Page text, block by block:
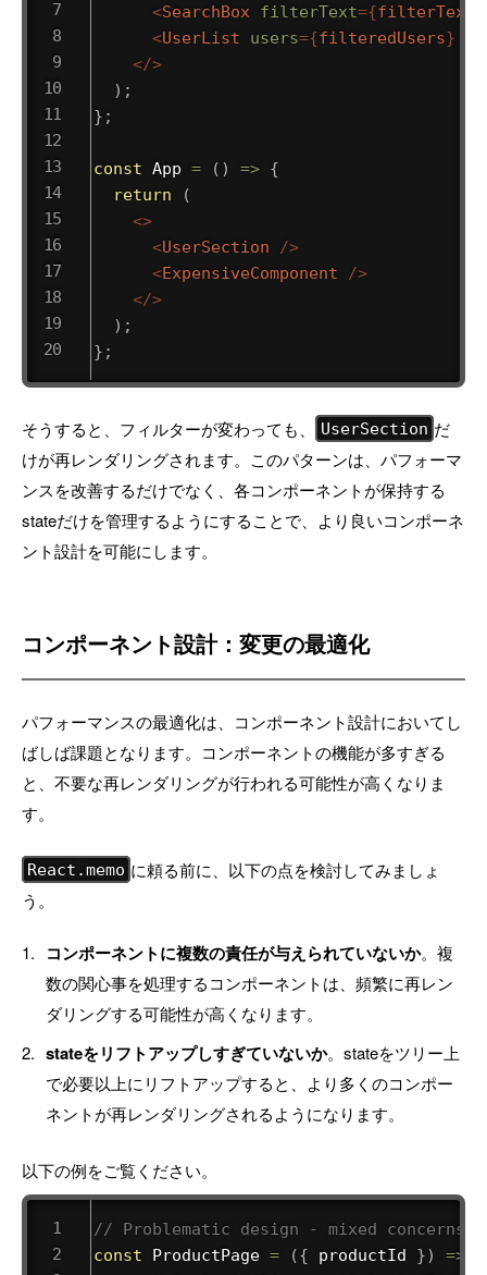
<SearchBox filterText={filterText
<UserList users={filteredUsers}
</>
) ;
} ;
const App = ( ) => {
return
(
<>
<UserSection
/>
<ExpensiveComponent
/>
</>
) ;
} ;
そうすると、フィルターが変わっても、 UserSection だ
けが再レンダリングされます。このパターンは、パフォーマ
ンスを改善するだけでなく、各コンポーネントが保持する
stateだけを管理するようにすることで、より良いコンポーネ
ント設計を可能にします。
コンポーネント設計：変更の最適化
パフォーマンスの最適化は、コンポーネント設計においてし
ばしば課題となります。コンポーネントの機能が多すぎる
と、不要な再レンダリングが行われる可能性が高くなりま
す。
React.memo に頼る前に、以下の点を検討してみましょ
う。
コンポーネントに複数の責任が与えられていないか。複
数の関心事を処理するコンポーネントは、頻繁に再レン
ダリングする可能性が高くなります。
stateをリフトアップしすぎていないか。stateをツリー上
で必要以上にリフトアップすると、より多くのコンポー
ネントが再レンダリングされるようになります。
以下の例をご覧ください。
// Problematic design - mixed concerns
const
ProductPage = ({ productId }) =>